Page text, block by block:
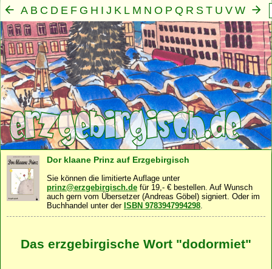
A B C D E F G H I J K L M N O P Q R S T U V W
X Y Z
Mensch·Seele·Geist·Familie·Gemeinschaft·
Dor klaane Prinz auf Erzgebirgisch
Sie können die limitierte Auflage unter
prinz@erzgebirgisch.de für 19,- € bestellen. Auf Wunsch
auch gern vom Übersetzer (Andreas Göbel) signiert. Oder im
Buchhandel unter der ISBN 9783947994298.
Das erzgebirgische Wort "dodormiet"